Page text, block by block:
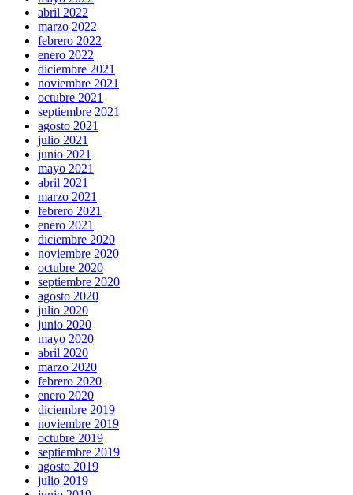
abril 2022
marzo 2022
febrero 2022
enero 2022
diciembre 2021
noviembre 2021
octubre 2021
septiembre 2021
agosto 2021
julio 2021
junio 2021
mayo 2021
abril 2021
marzo 2021
febrero 2021
enero 2021
diciembre 2020
noviembre 2020
octubre 2020
septiembre 2020
agosto 2020
julio 2020
junio 2020
mayo 2020
abril 2020
marzo 2020
febrero 2020
enero 2020
diciembre 2019
noviembre 2019
octubre 2019
septiembre 2019
agosto 2019
julio 2019